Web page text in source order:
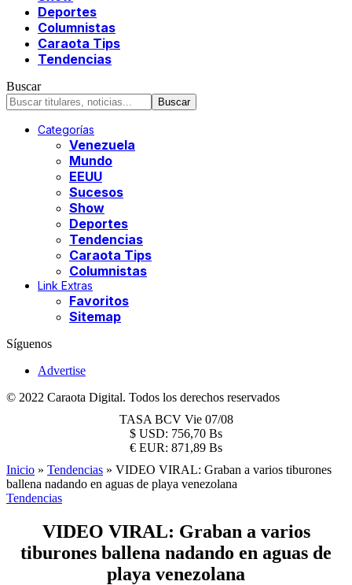
Deportes
Columnistas
Caraota Tips
Tendencias
Buscar
Categorías
Venezuela
Mundo
EEUU
Sucesos
Show
Deportes
Tendencias
Caraota Tips
Columnistas
Link Extras
Favoritos
Sitemap
Síguenos
Advertise
© 2022 Caraota Digital. Todos los derechos reservados
TASA BCV Vie 07/08
$ USD: 756,70 Bs
€ EUR: 871,89 Bs
Inicio » Tendencias » VIDEO VIRAL: Graban a varios tiburones
ballena nadando en aguas de playa venezolana
Tendencias
VIDEO VIRAL: Graban a varios
tiburones ballena nadando en aguas de
playa venezolana